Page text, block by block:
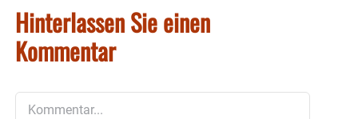
Hinterlassen Sie einen
Kommentar